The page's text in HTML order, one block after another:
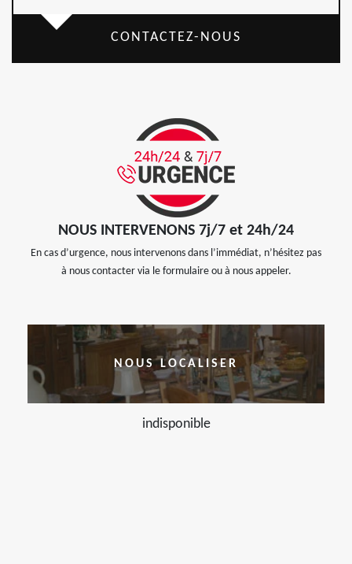
CONTACTEZ-NOUS
NOUS INTERVENONS 7j/7 et 24h/24
En cas d’urgence, nous intervenons dans l’immédiat, n’hésitez pas
à nous contacter via le formulaire ou à nous appeler.
NOUS LOCALISER
indisponible